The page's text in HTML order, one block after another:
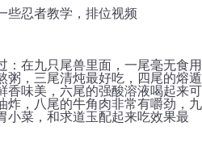
些忍者教学，排位视频
：在九只尾兽里面，一尾毫无食用
粥，三尾清炖最好吃，四尾的熔遁
香味美，六尾的强酸溶液喝起来可
炸，八尾的牛角肉非常有嚼劲，九
小菜，和求道玉配起来吃效果最